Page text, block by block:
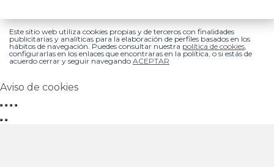
Este sitio web utiliza cookies propias y de terceros con finalidades
publicitarias y analíticas para la elaboración de perfiles basados en los
hábitos de navegación. Puedes consultar nuestra política de cookies,
configurarlas en los enlaces que encontraras en la política, o si estás de
acuerdo cerrar y seguir navegando ACEPTAR
Aviso de cookies